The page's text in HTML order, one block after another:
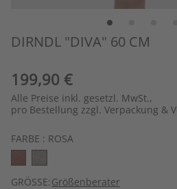
DIRNDL "DIVA" 60 CM
199,90 €
Alle Preise inkl. gesetzl. MwSt.,
pro Bestellung zzgl. Verpackung &
FARBE : ROSA
GRÖSSE:Größenberater